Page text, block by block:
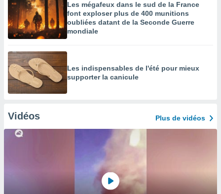
Les mégafeux dans le sud de la France
font exploser plus de 400 munitions
oubliées datant de la Seconde Guerre
mondiale
Les indispensables de l'été pour mieux
supporter la canicule
Vidéos Plus de vidéos